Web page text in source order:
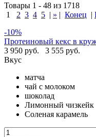
Товары 1 - 48 из 1718
1
2 3 4 5 | » | Конец |
-10%
Протеиновый кекс в
3 950 руб.
3 555 руб.
Вкус
матча
чай с молоком
шоколад
Лимонный чизкейк
Соленая карамель